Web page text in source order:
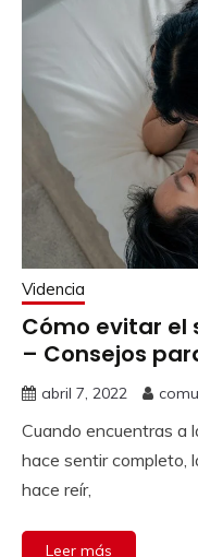
Videncia
Cómo evitar el
– Consejos
abril 7, 2022
Cuando encuentras a
hace sentir completo,
hace reír,
Leer más